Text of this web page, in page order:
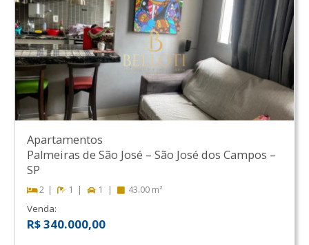
Apartamentos
Palmeiras de São José – São José dos Campos –
SP
2 1 1 43.00 m²
Venda:
R$ 340.000,00